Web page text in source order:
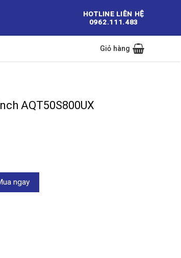
HOTLINE LIÊN HỆ
0962.111.483
Giỏ hàng
AQT50S800UX
số lượng
ngay